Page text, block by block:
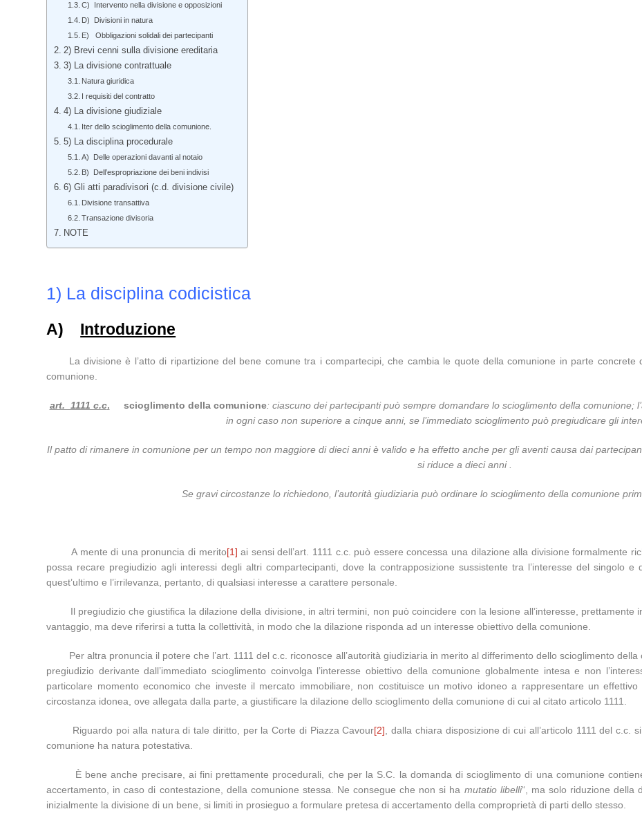
C) Intervento nella divisione e opposizioni
D) Divisioni in natura
E) Obbligazioni solidali dei partecipanti
2) Brevi cenni sulla divisione ereditaria
3) La divisione contrattuale
Natura giuridica
I requisiti del contratto
4) La divisione giudiziale
Iter dello scioglimento della comunione.
5) La disciplina procedurale
A) Delle operazioni davanti al notaio
B) Dell’espropriazione dei beni indivisi
6) Gli atti paradivisori (c.d. divisione civile)
Divisione transattiva
Transazione divisoria
NOTE
1) La disciplina codicistica
A) Introduzione
La divisione è l’atto di ripartizione del bene comune tra i compartecipi, che cambia le quote della comunione in parte concrete
comunione.
art. 1111 c.c. scioglimento della comunione: ciascuno dei partecipanti può sempre domandare lo scioglimento della comunione;
in ogni caso non superiore a cinque anni, se l’immediato scioglimento può pregiudicare gli
Il patto di rimanere in comunione per un tempo non maggiore di dieci anni è valido e ha effetto anche per gli aventi causa dai
si riduce a dieci anni .
Se gravi circostanze lo richiedono, l’autorità giudiziaria può ordinare lo scioglimento della comunione
A mente di una pronuncia di merito[1] ai sensi dell’art. 1111 c.c. può essere concessa una dilazione alla divisione formalmente
possa recare pregiudizio agli interessi degli altri compartecipanti, dove la contrapposizione sussistente tra l’interesse del singolo
quest’ultimo e l’irrilevanza, pertanto, di qualsiasi interesse a carattere personale.
Il pregiudizio che giustifica la dilazione della divisione, in altri termini, non può coincidere con la lesione all’interesse, prettamente
vantaggio, ma deve riferirsi a tutta la collettività, in modo che la dilazione risponda ad un interesse obiettivo della comunione.
Per altra pronuncia il potere che l’art. 1111 del c.c. riconosce all’autorità giudiziaria in merito al differimento dello scioglimento
pregiudizio derivante dall’immediato scioglimento coinvolga l’interesse obiettivo della comunione globalmente intesa e non
particolare momento economico che investe il mercato immobiliare, non costituisce un motivo idoneo a rappresentare un
circostanza idonea, ove allegata dalla parte, a giustificare la dilazione dello scioglimento della comunione di cui al citato articolo 1111.
Riguardo poi alla natura di tale diritto, per la Corte di Piazza Cavour[2] , dalla chiara disposizione di cui all’articolo 1111 del
comunione ha natura potestativa.
È bene anche precisare, ai fini prettamente procedurali, che per la S.C. la domanda di scioglimento di una comunione
accertamento, in caso di contestazione, della comunione stessa. Ne consegue che non si ha mutatio libelli“, ma solo riduzione della
inizialmente la divisione di un bene, si limiti in prosieguo a formulare pretesa di accertamento della comproprietà di parti dello stesso.